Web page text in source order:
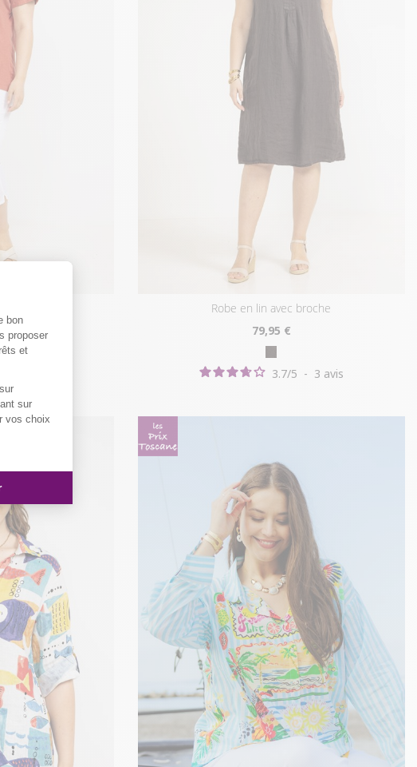
: Personnalisez vos Options
bon
proposer
et
sur
vos choix
robe en lin avec broche
79,95 €
3.7/5 - 3 avis